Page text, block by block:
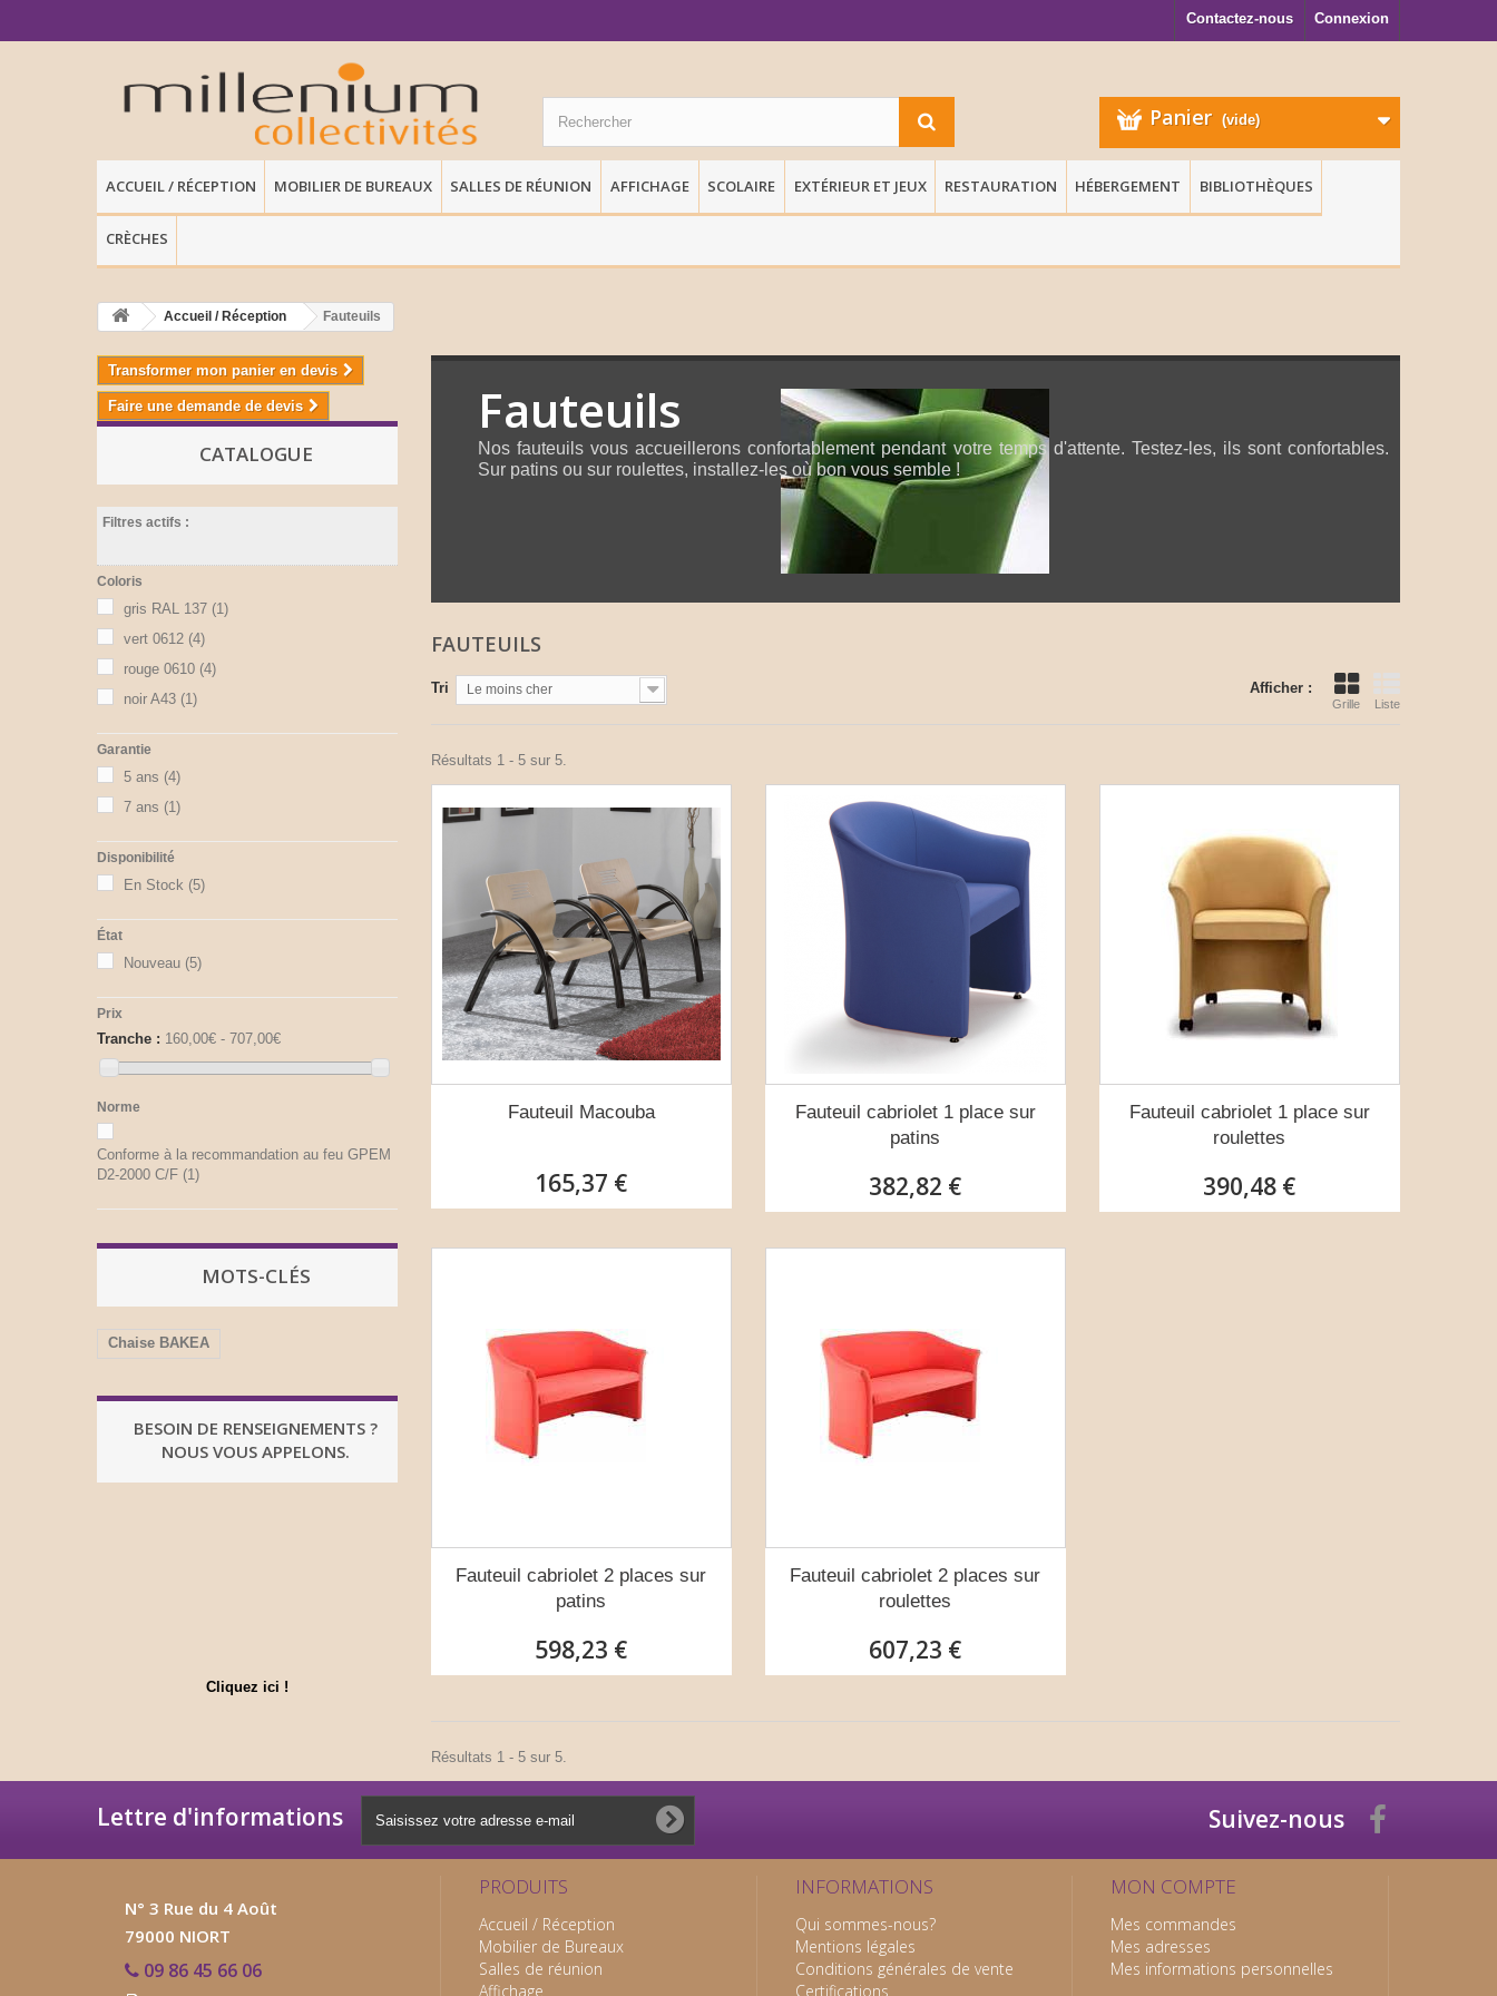
Connexion
Contactez-nous
Panier (vide)
ACCUEIL / RÉCEPTION MOBILIER DE BUREAUX SALLES DE RÉUNION AFFICHAGE SCOLAIRE EXTÉRIEUR ET JEUX RESTAURATION HÉBERGEMENT BIBLIOTHÈQUES
CRÈCHES
Accueil / Réception Fauteuils
Transformer mon panier en devis
Faire une demande de devis
CATALOGUE
Filtres actifs :
Coloris
gris RAL 137 (1)
vert 0612 (4)
rouge 0610 (4)
noir A43 (1)
Garantie
5 ans (4)
7 ans (1)
Disponibilité
En Stock (5)
État
Nouveau (5)
Prix
Tranche : 160,00€ - 707,00€
Norme
Conforme à la recommandation au feu GPEM
D2-2000 C/F (1)
MOTS-CLÉS
Chaise BAKEA
BESOIN DE RENSEIGNEMENTS ?
NOUS VOUS APPELONS.
Cliquez ici !
Fauteuils
Nos fauteuils vous accueillerons confortablement pendant votre temps d'attente. Testez-les, ils sont confortables.
Sur patins ou sur roulettes, installez-les où bon vous semble !
FAUTEUILS
Afficher :
Grille Liste
Tri Le moins cher
Résultats 1 - 5 sur 5.
Fauteuil Macouba
165,37 €
Fauteuil cabriolet 1 place sur
patins
382,82 €
Fauteuil cabriolet 1 place sur
roulettes
390,48 €
Fauteuil cabriolet 2 places sur
patins
598,23 €
Fauteuil cabriolet 2 places sur
roulettes
607,23 €
Résultats 1 - 5 sur 5.
Lettre d'informations Suivez-nous
N° 3 Rue du 4 Août
79000 NIORT
09 86 45 66 06
PRODUITS
Accueil / Réception
Mobilier de Bureaux
Salles de réunion
Affichage
INFORMATIONS
Qui sommes-nous?
Mentions légales
Conditions générales de vente
Certifications
MON COMPTE
Mes commandes
Mes adresses
Mes informations personnelles